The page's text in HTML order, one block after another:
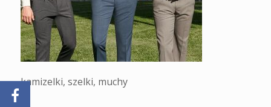
kamizelki, szelki, muchy